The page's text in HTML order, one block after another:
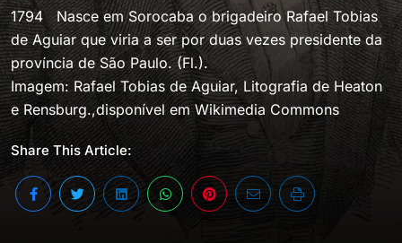
1794 Nasce em Sorocaba o brigadeiro Rafael Tobias
de Aguiar que viria a ser por duas vezes presidente da
província de São Paulo. (Fl.).
Imagem: Rafael Tobias de Aguiar, Litografia de Heaton
e Rensburg.,disponível em Wikimedia Commons
Share This Article: